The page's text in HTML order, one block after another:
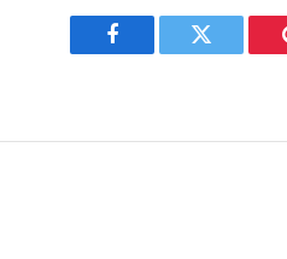
Facebook Twitter